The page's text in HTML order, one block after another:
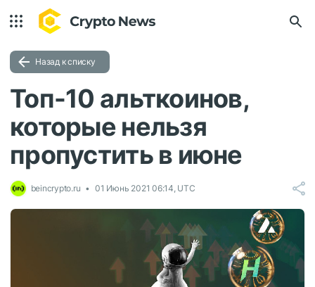
Назад к списку
Топ-10 альткоинов,
которые нельзя
пропустить в июне
beincrypto.ru 01 Июнь 2021 06:14, UTC